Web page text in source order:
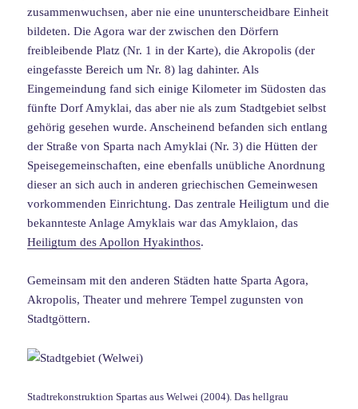
zusammenwuchsen, aber nie eine ununterscheidbare Einheit
bildeten. Die Agora war der zwischen den Dörfern
freibleibende Platz (Nr. 1 in der Karte), die Akropolis (der
eingefasste Bereich um Nr. 8) lag dahinter. Als
Eingemeindung fand sich einige Kilometer im Südosten das
fünfte Dorf Amyklai, das aber nie als zum Stadtgebiet selbst
gehörig gesehen wurde. Anscheinend befanden sich entlang
der Straße von Sparta nach Amyklai (Nr. 3) die Hütten der
Speisegemeinschaften, eine ebenfalls unübliche Anordnung
dieser an sich auch in anderen griechischen Gemeinwesen
vorkommenden Einrichtung. Das zentrale Heiligtum und die
bekannteste Anlage Amyklais war das Amyklaion, das
Heiligtum des Apollon Hyakinthos.
Gemeinsam mit den anderen Städten hatte Sparta Agora,
Akropolis, Theater und mehrere Tempel zugunsten von
Stadtgöttern.
Stadtrekonstruktion Spartas aus Welwei (2004). Das hellgrau